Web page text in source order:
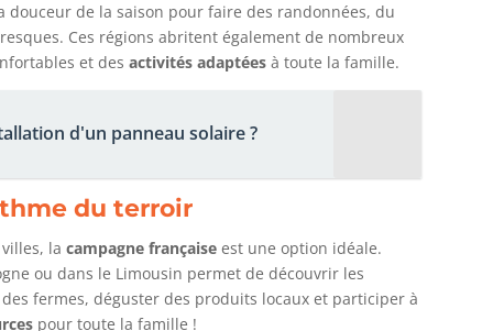
de la saison pour faire des randonnées, du
Ces régions abritent également de nombreux
et desactivités adaptées à toute la famille.
d'un panneau solaire ?
du terroir
villes, lacampagne française est une option idéale.
ou dans le Limousin permet de découvrir les
fermes, déguster des produits locaux et participer à
pour toute la famille !